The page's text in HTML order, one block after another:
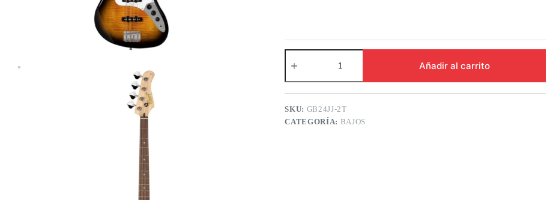
Cort
GB24JJ
|
Bajo
Serie
GB
2
Añadir al carrito
SKU: GB24JJ-2T
CATEGORÍA: BAJOS